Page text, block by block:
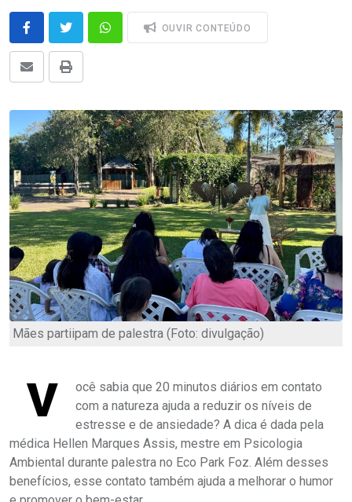
OUVIR CONTEÚDO
Mães partiipam de palestra (Foto: divulgação)
V
ocê sabia que 20 minutos diários em contato
com a natureza ajuda a reduzir os níveis de
estresse e de ansiedade? A dica é dada pela
médica Hellen Marques Assis, mestre em Psicologia
Ambiental durante palestra no Eco Park Foz. Além desses
benefícios, esse contato também ajuda a melhorar o humor